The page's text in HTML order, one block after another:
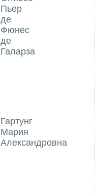
Пьер
де
Фюнес
де
Галарза
Гартунг
Мария
Александровна